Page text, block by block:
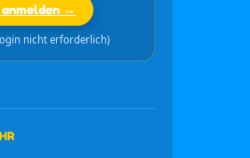
→
nicht erforderlich)